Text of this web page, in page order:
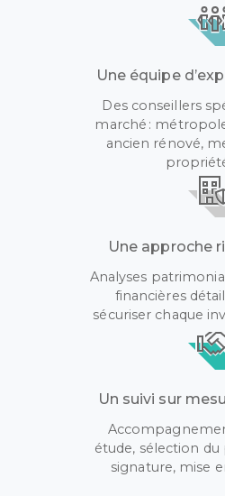
Une équipe
Des conseillers
marché :
ancien rénové,
Une approche
Analyses
financières
sécuriser chaque
Un suivi sur
étude, sélection
signature, mise